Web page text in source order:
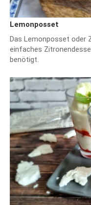
Lemonposset
Das Lemonposset oder
einfaches
benötigt.